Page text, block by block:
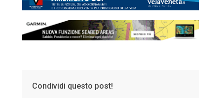
Condividi questo post!